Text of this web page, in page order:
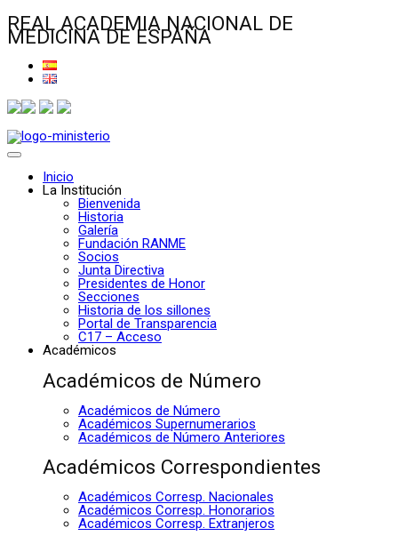
REAL ACADEMIA NACIONAL DE
MEDICINA DE ESPAÑA
Inicio
La Institución
Bienvenida
Historia
Galería
Fundación RANME
Socios
Junta Directiva
Presidentes de Honor
Secciones
Historia de los sillones
Portal de Transparencia
C17 – Acceso
Académicos
Académicos de Número
Académicos de Número
Académicos Supernumerarios
Académicos de Número Anteriores
Académicos Correspondientes
Académicos Corresp. Nacionales
Académicos Corresp. Honorarios
Académicos Corresp. Extranjeros